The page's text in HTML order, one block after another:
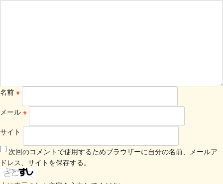
名前 ※
メール ※
サイト
次回のコメントで使用するためブラウザーに自分の名前、メールア
ドレス、サイトを保存する。